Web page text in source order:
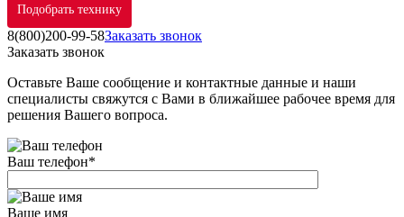
Подобрать технику
8(800)200-99-58Заказать звонок
Заказать звонок
Оставьте Ваше сообщение и контактные данные и наши
специалисты свяжутся с Вами в ближайшее рабочее время для
решения Вашего вопроса.
Ваш телефон*
Ваше имя